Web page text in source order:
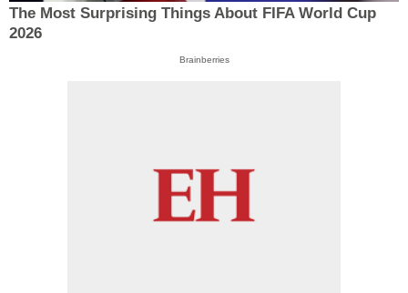
The Most Surprising Things About FIFA World Cup
2026
Brainberries